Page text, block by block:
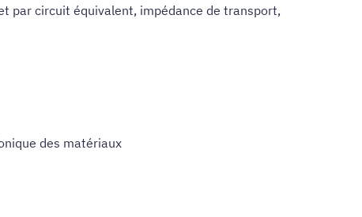
par circuit équivalent, impédance de transport,
des matériaux